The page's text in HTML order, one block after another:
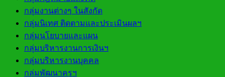
กลุ่มงานต่างๆ ในสังกัด
กลุ่มนิเทศ ติดตามและประเมินผลฯ
กลุ่มนโยบายและแผน
กลุ่มบริหารงานการเงินฯ
กลุ่มบริหารงานบุคคล
กลุ่มพัฒนาครูฯ